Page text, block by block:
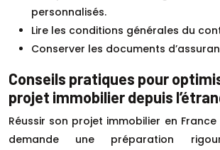
personnalisés.
Lire les conditions générales du
Conserver les documents
Conseils pratiques pour
projet immobilier depuis
Réussir son projet immobilier en France
demande une préparation